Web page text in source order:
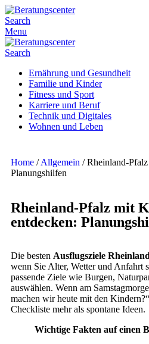
Search
Menu
Search
Ernährung und Gesundheit
Familie und Kinder
Fitness und Sport
Karriere und Beruf
Technik und Digitales
Wohnen und Leben
Home /Allgemein /Rheinland-
Planungshilfen
Rheinland-Pfalz mit
entdecken:
Die besten Ausflugsziele
wenn Sie Alter, Wetter und Anfahrt
passende Ziele wie Burgen,
auswählen. Wenn am
machen wir heute mit den
Checkliste mehr als spontane Ideen.
Wichtige Fakten auf einen